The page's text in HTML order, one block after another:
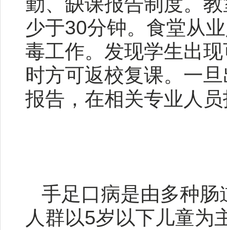
少于30分钟。食堂从
毒工作。发现学生出
时方可返校复课。一
报告，在相关专业人
手足口病是由多种
人群以5岁以下儿童为